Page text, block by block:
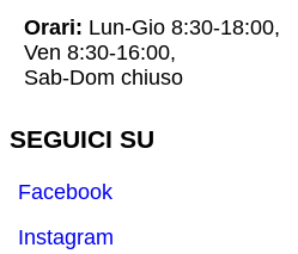
Orari: Lun-Gio 8:30-18:00,
Ven 8:30-16:00,
Sab-Dom chiuso
SEGUICI SU
Facebook
Instagram